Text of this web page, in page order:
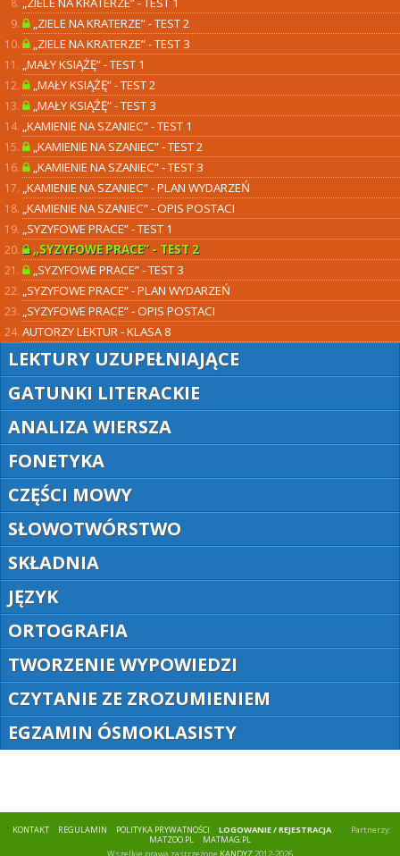
„ZIELE NA KRATERZE” - TEST 2
„ZIELE NA KRATERZE” - TEST 3
„MAŁY KSIĄŻĘ” - TEST 1
„MAŁY KSIĄŻĘ” - TEST 2
„MAŁY KSIĄŻĘ” - TEST 3
„KAMIENIE NA SZANIEC” - TEST 1
„KAMIENIE NA SZANIEC” - TEST 2
„KAMIENIE NA SZANIEC” - TEST 3
„KAMIENIE NA SZANIEC” - PLAN WYDARZEŃ
„KAMIENIE NA SZANIEC” - OPIS POSTACI
„SYZYFOWE PRACE” - TEST 1
„SYZYFOWE PRACE” - TEST 2
„SYZYFOWE PRACE” - TEST 3
„SYZYFOWE PRACE” - PLAN WYDARZEŃ
„SYZYFOWE PRACE” - OPIS POSTACI
AUTORZY LEKTUR - KLASA 8
LEKTURY UZUPEŁNIAJĄCE
GATUNKI LITERACKIE
ANALIZA WIERSZA
FONETYKA
CZĘŚCI MOWY
SŁOWOTWÓRSTWO
SKŁADNIA
JĘZYK
ORTOGRAFIA
TWORZENIE WYPOWIEDZI
CZYTANIE ZE ZROZUMIENIEM
EGZAMIN ÓSMOKLASISTY
KONTAKT REGULAMIN POLITYKA PRYWATNOŚCI LOGOWANIE / REJESTRACJA
Partnerzy:
MATZOO.PL
MATMAG.PL